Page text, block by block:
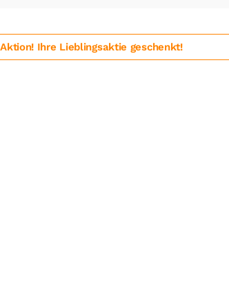
Aktion! Ihre Lieblingsaktie geschenkt!